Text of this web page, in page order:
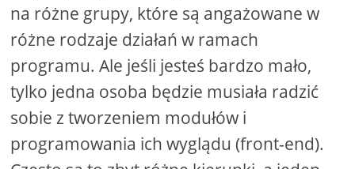
na różne grupy, które są angażowane w
różne rodzaje działań w ramach
programu. Ale jeśli jesteś bardzo mało,
tylko jedna osoba będzie musiała radzić
sobie z tworzeniem modułów i
programowania ich wyglądu (front-end).